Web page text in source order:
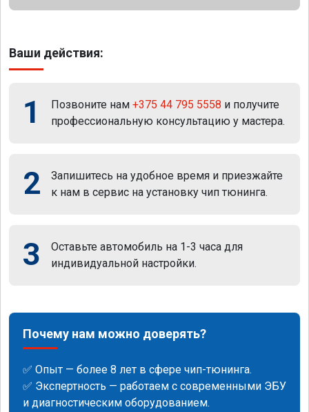
Ваши действия:
1 Позвоните нам +375 44 795 5558 и получите
профессиональную консультацию у мастера.
2
Запишитесь на удобное время и приезжайте
к нам в сервис на установку чип тюнинга.
3
Оставьте автомобиль на 1-3 часа для
индивидуальной настройки.
Почему нам можно доверять?
✅ Опыт — более 8 лет в сфере чип-тюнинга.
✅ Экспертность — работаем с современными ЭБУ
и диагностическим оборудованием.